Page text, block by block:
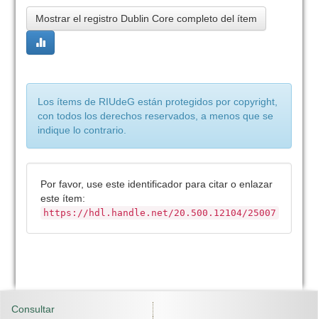
Mostrar el registro Dublin Core completo del ítem
Los ítems de RIUdeG están protegidos por copyright,
con todos los derechos reservados, a menos que se
indique lo contrario.
Por favor, use este identificador para citar o enlazar
este ítem:
https://hdl.handle.net/20.500.12104/25007
Consultar